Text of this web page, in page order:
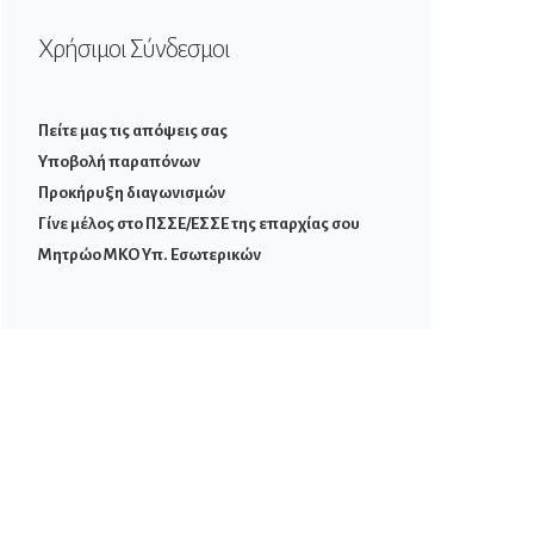
Χρήσιμοι Σύνδεσμοι
Πείτε μας τις απόψεις σας
Υποβολή παραπόνων
Προκήρυξη διαγωνισμών
Γίνε μέλος στο ΠΣΣΕ/ΕΣΣΕ της επαρχίας σου
Μητρώο ΜΚΟ Υπ. Εσωτερικών